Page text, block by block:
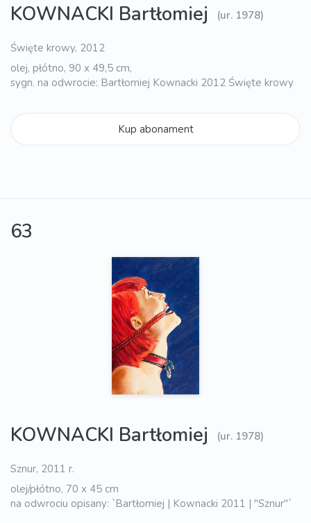
KOWNACKI Bartłomiej (ur. 1978)
Święte krowy, 2012
olej, płótno, 90 x 49,5 cm,
sygn. na odwrocie: Bartłomiej Kownacki 2012 Święte krowy
Kup abonament
63
KOWNACKI Bartłomiej (ur. 1978)
Sznur, 2011 r.
olej/płótno, 70 x 45 cm
na odwrociu opisany: `Bartłomiej | Kownacki 2011 | "Sznur"`